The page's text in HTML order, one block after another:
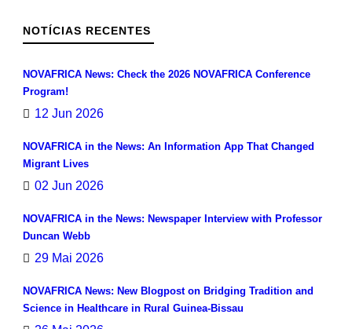
NOTÍCIAS RECENTES
NOVAFRICA News: Check the 2026 NOVAFRICA Conference
Program!
12 Jun 2026
NOVAFRICA in the News: An Information App That Changed
Migrant Lives
02 Jun 2026
NOVAFRICA in the News: Newspaper Interview with Professor
Duncan Webb
29 Mai 2026
NOVAFRICA News: New Blogpost on Bridging Tradition and
Science in Healthcare in Rural Guinea-Bissau